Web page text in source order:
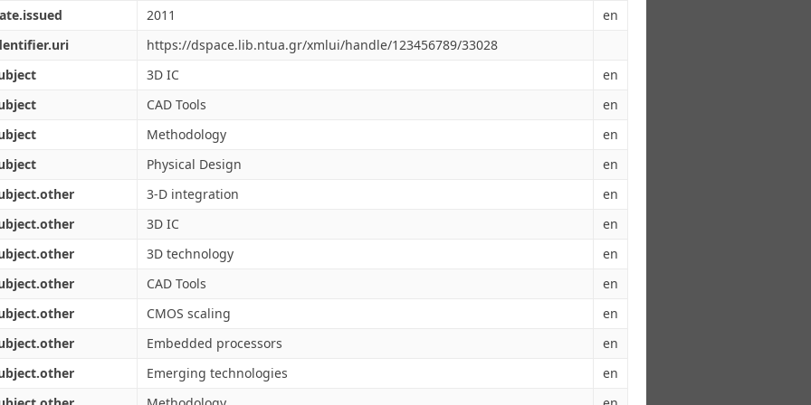
2011
en
https://dspace.lib.ntua.gr/xmlui/handle/123456789/33028
3D IC
en
CAD Tools
en
Methodology
en
Physical Design
en
3-D integration
en
3D IC
en
3D technology
en
CAD Tools
en
CMOS scaling
en
Embedded processors
en
Emerging technologies
en